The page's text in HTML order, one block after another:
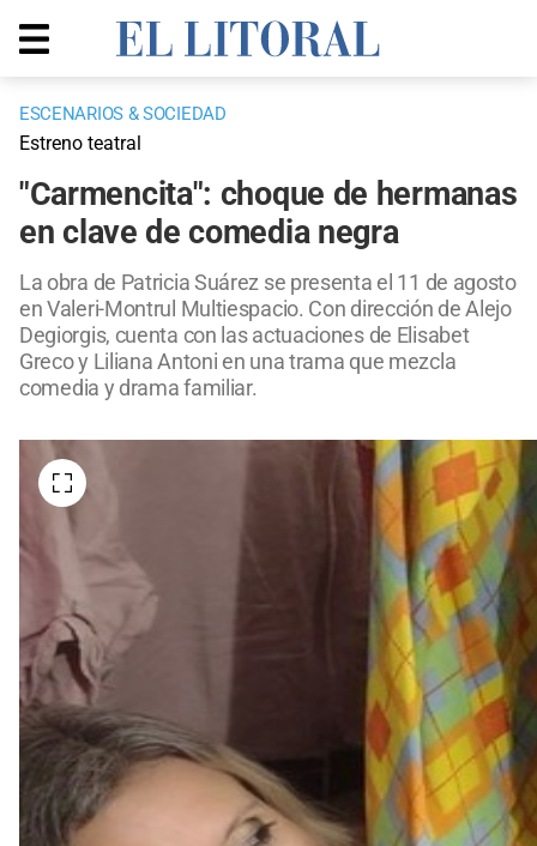
ESCENARIOS & SOCIEDAD
Estreno teatral
"Carmencita": choque de hermanas
en clave de comedia negra
La obra de Patricia Suárez se presenta el 11 de agosto
en Valeri-Montrul Multiespacio. Con dirección de Alejo
Degiorgis, cuenta con las actuaciones de Elisabet
Greco y Liliana Antoni en una trama que mezcla
comedia y drama familiar.